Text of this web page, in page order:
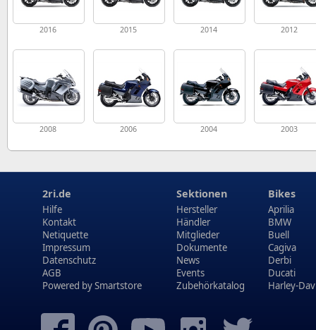
2016 2015 2014 2012
2008 2006 2004 2003
2ri.de
Hilfe
Kontakt
Netiquette
Impressum
Datenschutz
AGB
Powered bySmartstore
Sektionen
Hersteller
Händler
Mitglieder
Dokumente
News
Events
Zubehörkatalog
Bikes
Aprilia
BMW
Buell
Cagiva
Derbi
Ducati
Harley-